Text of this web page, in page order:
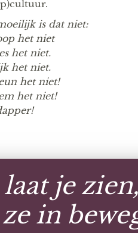
is dat niet:
het niet
het niet.
het niet.
het niet!
het niet!
je
in